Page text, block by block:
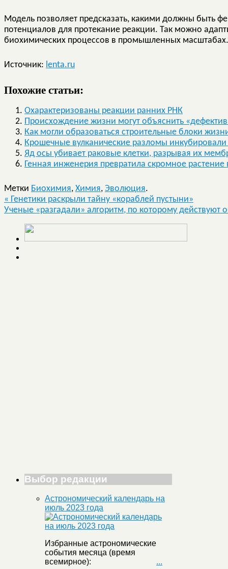
Модель позволяет предсказать, какими должны быть
потенциалов для протекание реакции. Так можно
биохимических процессов в промышленных масштабах.
Источник: lenta.ru
Похожие статьи:
Охарактеризованы реакции ранних РНК
Происхождение жизни могут объяснить
Как могли образоваться строительные блоки
Крошечные вулканические разломы
Яд осы убивает раковые клетки, разрывая их
Генная инженерия превратила скромное
Метки Биохимия, Химия, Эволюция.
« Генетики раскрыли тайну «кораблей пустыни»
Ученые «разгадали» алгоритм, по которому действуют
Выбор редакции
Астрономический календарь на
июль 2023 года
Избранные астрономические
события месяца (время
всемирное): ...